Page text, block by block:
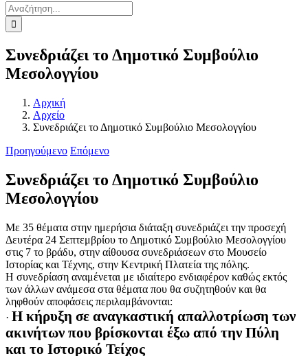
Αναζήτηση
για:
Συνεδριάζει το Δημοτικό Συμβούλιο
Μεσολογγίου
Αρχική
Αρχείο
Συνεδριάζει το Δημοτικό Συμβούλιο Μεσολογγίου
Προηγούμενο Επόμενο
Συνεδριάζει το Δημοτικό Συμβούλιο
Μεσολογγίου
Με 35 θέματα στην ημερήσια διάταξη συνεδριάζει την προσεχή
Δευτέρα 24 Σεπτεμβρίου το Δημοτικό Συμβούλιο Μεσολογγίου
στις 7 το βράδυ, στην αίθουσα συνεδριάσεων στο Μουσείο
Ιστορίας και Τέχνης, στην Κεντρική Πλατεία της πόλης.
Η συνεδρίαση αναμένεται με ιδιαίτερο ενδιαφέρον καθώς εκτός
των άλλων ανάμεσα στα θέματα που θα συζητηθούν και θα
ληφθούν αποφάσεις περιλαμβάνονται:
· Η κήρυξη σε αναγκαστική απαλλοτρίωση των
ακινήτων που βρίσκονται έξω από την Πύλη
και το Ιστορικό Τείχος